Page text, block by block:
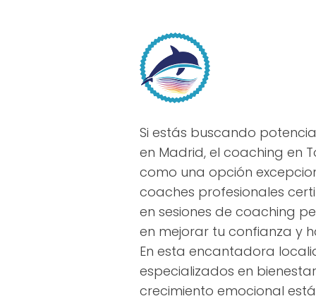
Si estás buscando
en Madrid, el coaching en
como una opción
coaches profesionales
en sesiones de coaching
en mejorar tu confianza y
En esta encantadora
especializados en
crecimiento emocional